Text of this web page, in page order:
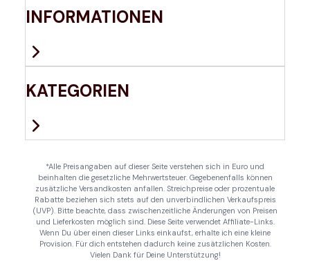
INFORMATIONEN
KATEGORIEN
*Alle Preisangaben auf dieser Seite verstehen sich in Euro und
beinhalten die gesetzliche Mehrwertsteuer. Gegebenenfalls können
zusätzliche Versandkosten anfallen. Streichpreise oder prozentuale
Rabatte beziehen sich stets auf den unverbindlichen Verkaufspreis
(UVP). Bitte beachte, dass zwischenzeitliche Änderungen von Preisen
und Lieferkosten möglich sind. Diese Seite verwendet Affiliate-Links.
Wenn Du über einen dieser Links einkaufst, erhalte ich eine kleine
Provision. Für dich entstehen dadurch keine zusätzlichen Kosten.
Vielen Dank für Deine Unterstützung!